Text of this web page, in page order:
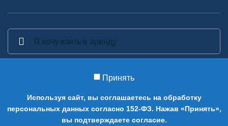
предметов декора в Москве.
0
Принять
Используя сайт, вы соглашаетесь на обработку
персональных данных согласно 152-ФЗ. Нажав «Принять»,
вы подтверждаете согласие.